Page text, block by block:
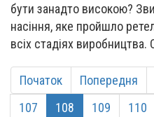
бути занадто високою?
насіння, яке пройшло
всіх стадіях
Початок Попередня
107
108 109 110